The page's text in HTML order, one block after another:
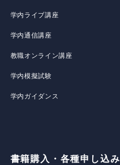
学内ライブ講座
学内通信講座
教職オンライン講座
学内模擬試験
学内ガイダンス
書籍購入・各種申し込み